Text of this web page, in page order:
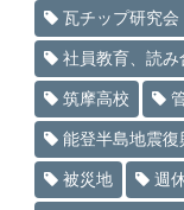
瓦チップ研究会
社員教育、読
筑摩高校
能登半島地震復
被災地 週